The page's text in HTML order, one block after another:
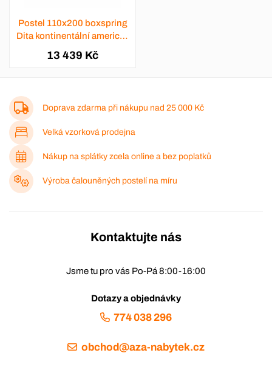
Postel 110x200 boxspring
Dita kontinentální americká
13 439 Kč
Doprava zdarma při nákupu nad 25 000 Kč
Velká vzorková prodejna
Nákup na splátky zcela online a bez poplatků
Výroba čalouněných postelí na míru
Kontaktujte nás
Jsme tu pro vás Po-Pá 8:00-16:00
Dotazy a objednávky
774 038 296
obchod@aza-nabytek.cz